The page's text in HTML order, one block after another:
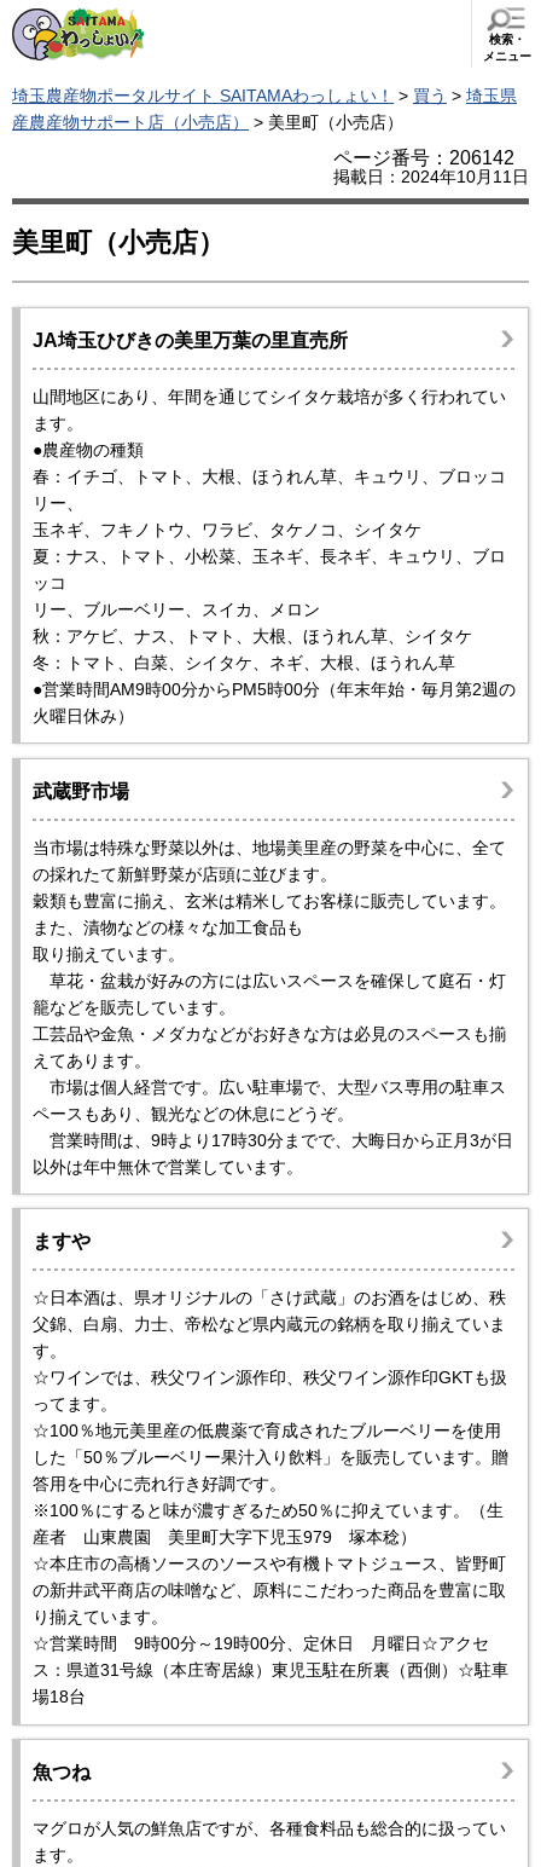
検索・
メニュー
埼玉農産物ポータルサイト SAITAMAわっしょい！ > 買う > 埼玉県
産農産物サポート店（小売店）
> 美里町（小売店）
ページ番号：206142
掲載日：2024年10月11日
美里町（小売店）
JA埼玉ひびきの美里万葉の里直売所
山間地区にあり、年間を通じてシイタケ栽培が多く行われてい
ます。
●農産物の種類
春：イチゴ、トマト、大根、ほうれん草、キュウリ、ブロッコ
リー、
玉ネギ、フキノトウ、ワラビ、タケノコ、シイタケ
夏：ナス、トマト、小松菜、玉ネギ、長ネギ、キュウリ、ブロ
ッコ
リー、ブルーベリー、スイカ、メロン
秋：アケビ、ナス、トマト、大根、ほうれん草、シイタケ
冬：トマト、白菜、シイタケ、ネギ、大根、ほうれん草
●営業時間AM9時00分からPM5時00分（年末年始・毎月第2週の
火曜日休み）
武蔵野市場
当市場は特殊な野菜以外は、地場美里産の野菜を中心に、全て
の採れたて新鮮野菜が店頭に並びます。
穀類も豊富に揃え、玄米は精米してお客様に販売しています。
また、漬物などの様々な加工食品も
取り揃えています。
草花・盆栽が好みの方には広いスペースを確保して庭石・灯
籠などを販売しています。
工芸品や金魚・メダカなどがお好きな方は必見のスペースも揃
えてあります。
市場は個人経営です。広い駐車場で、大型バス専用の駐車ス
ペースもあり、観光などの休息にどうぞ。
営業時間は、9時より17時30分までで、大晦日から正月3が日
以外は年中無休で営業しています。
ますや
☆日本酒は、県オリジナルの「さけ武蔵」のお酒をはじめ、秩
父錦、白扇、力士、帝松など県内蔵元の銘柄を取り揃えていま
す。
☆ワインでは、秩父ワイン源作印、秩父ワイン源作印GKTも扱
ってます。
☆100％地元美里産の低農薬で育成されたブルーベリーを使用
した「50％ブルーベリー果汁入り飲料」を販売しています。贈
答用を中心に売れ行き好調です。
※100％にすると味が濃すぎるため50％に抑えています。（生
産者 山東農園 美里町大字下児玉979 塚本稔）
☆本庄市の高橋ソースのソースや有機トマトジュース、皆野町
の新井武平商店の味噌など、原料にこだわった商品を豊富に取
り揃えています。
☆営業時間 9時00分～19時00分、定休日 月曜日☆アクセ
ス：県道31号線（本庄寄居線）東児玉駐在所裏（西側）☆駐車
場18台
魚つね
マグロが人気の鮮魚店ですが、各種食料品も総合的に扱ってい
ます。